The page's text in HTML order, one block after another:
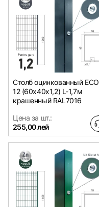
Столб оцинкованный ЕСО
12 (60х40x1,2) L-1,7м
крашенный RAL7016
Цена за шт.:
255,00 лей